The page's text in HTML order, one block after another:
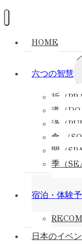
HOME
六つの智慧
祈（
道（DO
浄（
食 （
間（
季（
宿泊・体験
日本のイベ